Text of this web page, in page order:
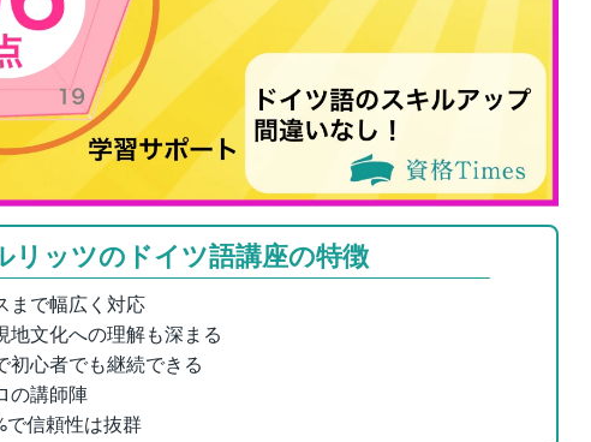
リッツのドイツ語講座の特徴
まで幅広く対応
地文化への理解も深まる
初心者でも継続できる
の講師陣
信頼性は抜群